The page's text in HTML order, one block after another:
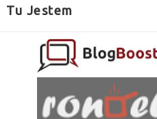
Tu Jestem